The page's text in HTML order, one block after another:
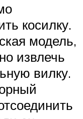
косилку.
модель,
извлечь
вилку.